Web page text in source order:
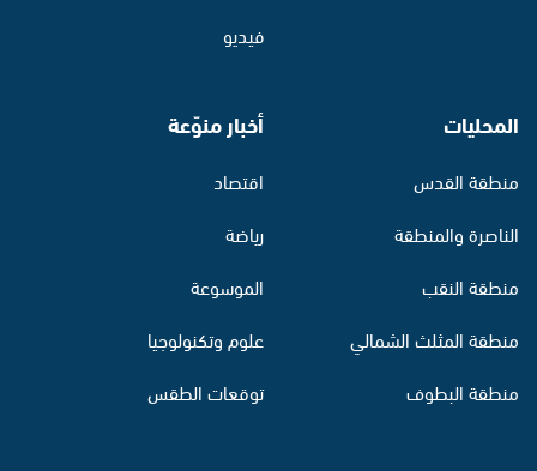
فيديو
المحليات
منطقة القدس
الناصرة والمنطقة
منطقة النقب
منطقة المثلث الشمالي
منطقة البطوف
أخبار منوّعة
اقتصاد
رياضة
الموسوعة
علوم وتكنولوجيا
توقعات الطقس